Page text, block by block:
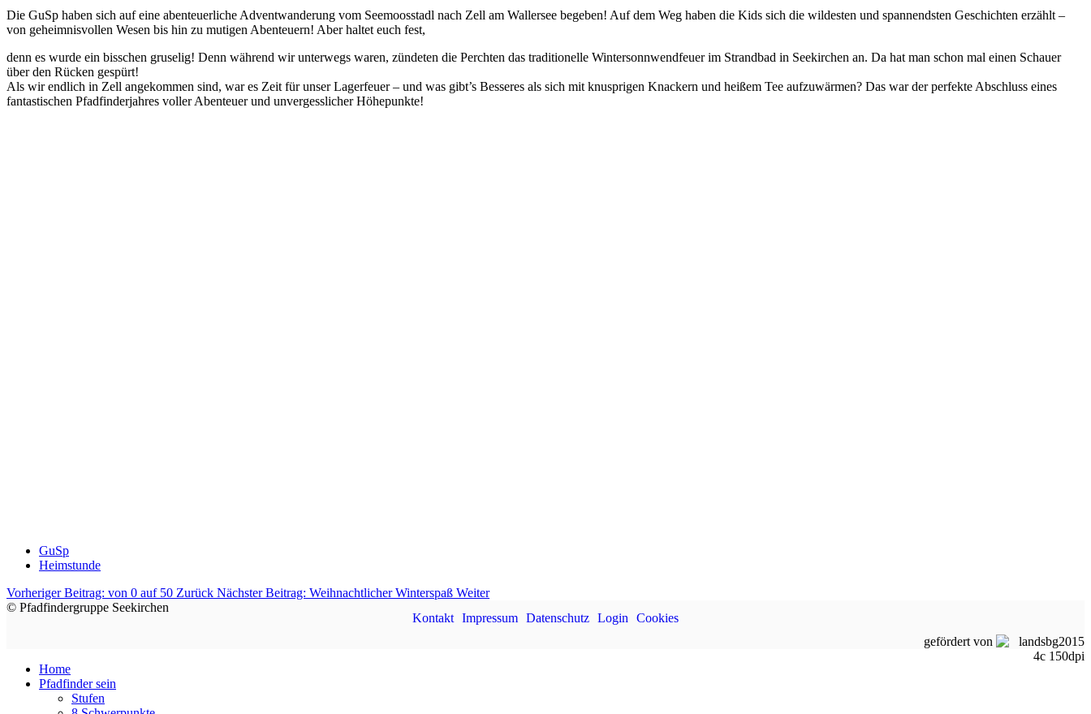
Die GuSp haben sich auf eine abenteuerliche Adventwanderung vom Seemoosstadl nach Zell am Wallersee begeben! Auf dem Weg haben die Kids sich die wildesten und spannendsten Geschichten erzählt –
von geheimnisvollen Wesen bis hin zu mutigen Abenteuern! Aber haltet euch fest,
denn es wurde ein bisschen gruselig! Denn während wir unterwegs waren, zündeten die Perchten das traditionelle Wintersonnwendfeuer im Strandbad in Seekirchen an. Da hat man schon mal einen Schauer
über den Rücken gespürt!
Als wir endlich in Zell angekommen sind, war es Zeit für unser Lagerfeuer – und was gibt’s Besseres als sich mit knusprigen Knackern und heißem Tee aufzuwärmen? Das war der perfekte Abschluss eines
fantastischen Pfadfinderjahres voller Abenteuer und unvergesslicher Höhepunkte!
GuSp
Heimstunde
Vorheriger Beitrag: von 0 auf 50 Zurück Nächster Beitrag: Weihnachtlicher Winterspaß Weiter
© Pfadfindergruppe Seekirchen
Kontakt Impressum Datenschutz Login
Cookies
gefördert von
Home
Pfadfinder sein
Stufen